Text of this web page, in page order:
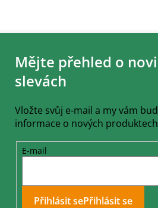
d
c
í
k
y
v
p
s
Z
Mějte přehled o
slevách
Vložte svůj e-mail a my vám
informace o nových
E-mail
Přihlásit se